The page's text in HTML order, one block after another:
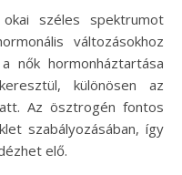
okai széles spektrumot
változásokhoz
nők hormonháztartása
különösen az
Az ösztrogén fontos
szabályozásában, így
elő.